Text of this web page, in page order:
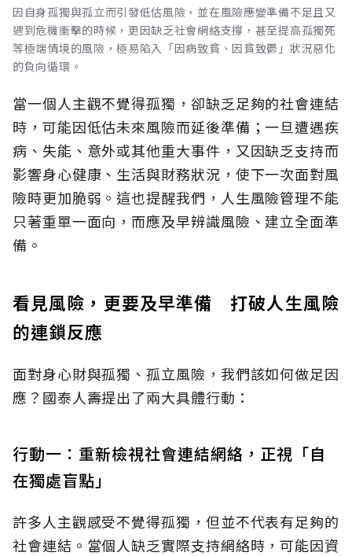
因自身孤獨與孤立而引發低估風險，並在風險應變準備不足且又
遇到危機衝擊的時候，更因缺乏社會網絡支撐，甚至提高孤獨死
等極端情境的風險，極易陷入「因病致貧、因貧致鬱」狀況惡化
的負向循環。
當一個人主觀不覺得孤獨，卻缺乏足夠的社會連結
時，可能因低估未來風險而延後準備；一旦遭遇疾
病、失能、意外或其他重大事件，又因缺乏支持而
影響身心健康、生活與財務狀況，使下一次面對風
險時更加脆弱。這也提醒我們，人生風險管理不能
只著重單一面向，而應及早辨識風險、建立全面準
備。
看見風險，更要及早準備 打破人生風險
的連鎖反應
面對身心財與孤獨、孤立風險，我們該如何做足因
應？國泰人壽提出了兩大具體行動：
行動一：重新檢視社會連結網絡，正視「自
在獨處盲點」
許多人主觀感受不覺得孤獨，但並不代表有足夠的
社會連結。當個人缺乏實際支持網絡時，可能因資